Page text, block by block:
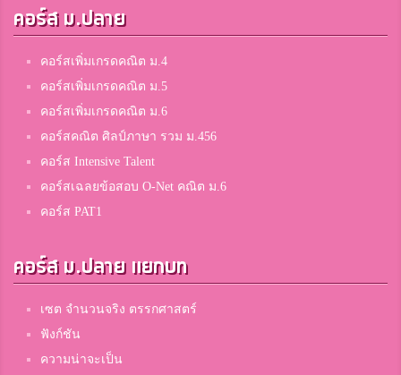
คอร์ส ม.ปลาย
คอร์สเพิ่มเกรดคณิต ม.4
คอร์สเพิ่มเกรดคณิต ม.5
คอร์สเพิ่มเกรดคณิต ม.6
คอร์สคณิต ศิลป์ภาษา รวม ม.456
คอร์ส Intensive Talent
คอร์สเฉลยข้อสอบ O-Net คณิต ม.6
คอร์ส PAT1
คอร์ส ม.ปลาย แยกบท
เซต จำนวนจริง ตรรกศาสตร์
ฟังก์ชัน
ความน่าจะเป็น